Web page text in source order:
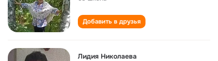
Добавить в друзья
Лидия Николаева